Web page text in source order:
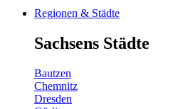
Regionen & Städte
Sachsens Städte
Bautzen
Chemnitz
Dresden